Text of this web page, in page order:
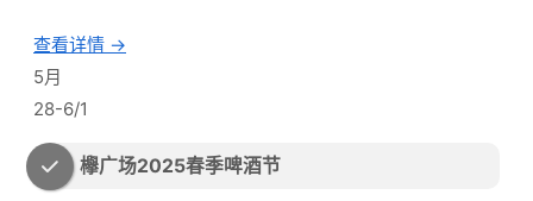
查看详情 →
5月
28-6/1
欅广场2025春季啤酒节